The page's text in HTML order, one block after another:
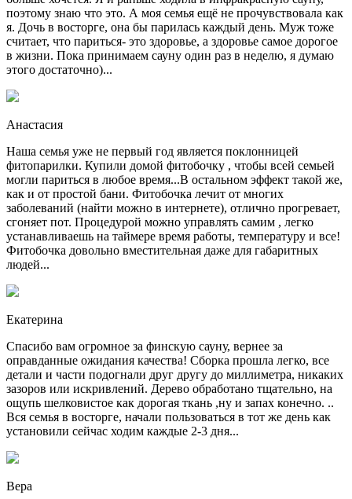
поэтому знаю что это. А моя семья ещё не прочувствовала как
я. Дочь в восторге, она бы парилась каждый день. Муж тоже
считает, что париться- это здоровье, а здоровье самое дорогое
в жизни. Пока принимаем сауну один раз в неделю, я думаю
этого достаточно)...
Анастасия
Наша семья уже не первый год является поклонницей
фитопарилки. Купили домой фитобочку , чтобы всей семьей
могли париться в любое время...В остальном эффект такой же,
как и от простой бани. Фитобочка лечит от многих
заболеваний (найти можно в интернете), отлично прогревает,
сгоняет пот. Процедурой можно управлять самим , легко
устанавливаешь на таймере время работы, температуру и все!
Фитобочка довольно вместительная даже для габаритных
людей...
Екатерина
Спасибо вам огромное за финскую сауну, вернее за
оправданные ожидания качества! Сборка прошла легко, все
детали и части подогнали друг другу до миллиметра, никаких
зазоров или искривлений. Дерево обработано тщательно, на
ощупь шелковистое как дорогая ткань ,ну и запах конечно. ..
Вся семья в восторге, начали пользоваться в тот же день как
установили сейчас ходим каждые 2-3 дня...
Вера